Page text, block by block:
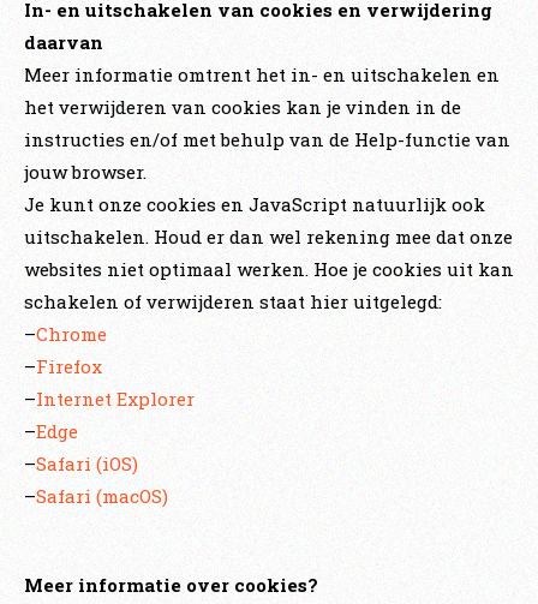
In- en uitschakelen van cookies en verwijdering
daarvan
Meer informatie omtrent het in- en uitschakelen en
het verwijderen van cookies kan je vinden in de
instructies en/of met behulp van de Help-functie van
jouw browser.
Je kunt onze cookies en JavaScript natuurlijk ook
uitschakelen. Houd er dan wel rekening mee dat onze
websites niet optimaal werken. Hoe je cookies uit kan
schakelen of verwijderen staat hier uitgelegd:
–Chrome
–Firefox
–Internet Explorer
–Edge
–Safari (iOS)
–Safari (macOS)
Meer informatie over cookies?